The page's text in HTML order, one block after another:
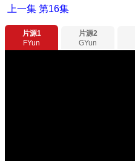
上一集 第16集
片源1
FYun
片源2
GYun